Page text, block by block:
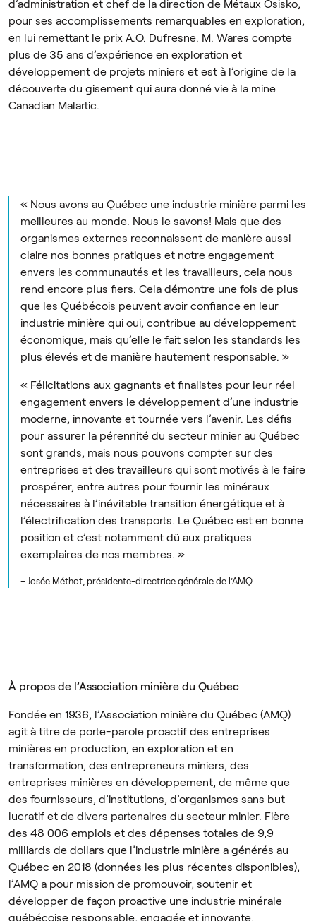
d’administration et chef de la direction de Métaux Osisko,
pour ses accomplissements remarquables en exploration,
en lui remettant le prix A.O. Dufresne. M. Wares compte
plus de 35 ans d’expérience en exploration et
développement de projets miniers et est à l’origine de la
découverte du gisement qui aura donné vie à la mine
Canadian Malartic.
« Nous avons au Québec une industrie minière parmi les
meilleures au monde. Nous le savons! Mais que des
organismes externes reconnaissent de manière aussi
claire nos bonnes pratiques et notre engagement
envers les communautés et les travailleurs, cela nous
rend encore plus fiers. Cela démontre une fois de plus
que les Québécois peuvent avoir confiance en leur
industrie minière qui oui, contribue au développement
économique, mais qu’elle le fait selon les standards les
plus élevés et de manière hautement responsable. »
« Félicitations aux gagnants et finalistes pour leur réel
engagement envers le développement d’une industrie
moderne, innovante et tournée vers l’avenir. Les défis
pour assurer la pérennité du secteur minier au Québec
sont grands, mais nous pouvons compter sur des
entreprises et des travailleurs qui sont motivés à le faire
prospérer, entre autres pour fournir les minéraux
nécessaires à l’inévitable transition énergétique et à
l’électrification des transports. Le Québec est en bonne
position et c’est notamment dû aux pratiques
exemplaires de nos membres. »
– Josée Méthot, présidente-directrice générale de l’AMQ
À propos de l’Association minière du Québec
Fondée en 1936, l’Association minière du Québec (AMQ)
agit à titre de porte-parole proactif des entreprises
minières en production, en exploration et en
transformation, des entrepreneurs miniers, des
entreprises minières en développement, de même que
des fournisseurs, d’institutions, d’organismes sans but
lucratif et de divers partenaires du secteur minier. Fière
des 48 006 emplois et des dépenses totales de 9,9
milliards de dollars que l’industrie minière a générés au
Québec en 2018 (données les plus récentes disponibles),
l’AMQ a pour mission de promouvoir, soutenir et
développer de façon proactive une industrie minérale
québécoise responsable, engagée et innovante.